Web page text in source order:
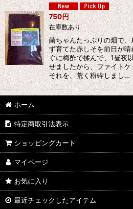
750円
在庫数あり
菌ちゃんたっぷりの畑で
ず育てた赤しそを前日が
ぐに梅酢で揉んで、1昼夜
せましたから、ファイト
それを、荒く粉砕しまし…
ホーム
特定商取引法表示
ショッピングカート
マイページ
お気に入り
最近チェックしたアイテム